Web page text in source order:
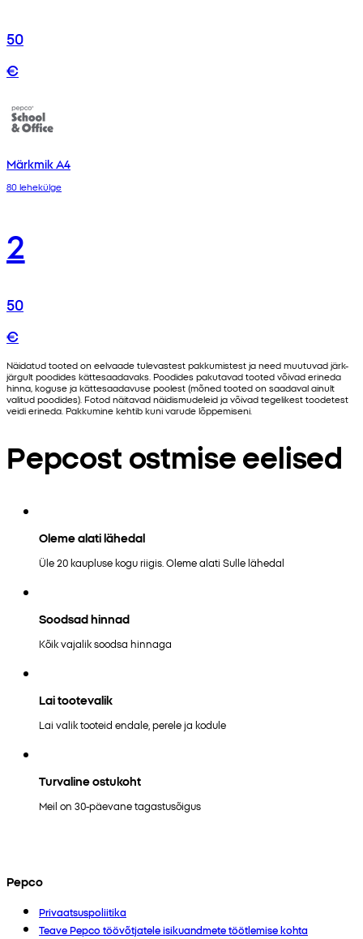
50
€
Märkmik A4
80 lehekülge
2
50
€
Näidatud tooted on eelvaade tulevastest pakkumistest ja need muutuvad järk-
järgult poodides kättesaadavaks. Poodides pakutavad tooted võivad erineda
hinna, koguse ja kättesaadavuse poolest (mõned tooted on saadaval ainult
valitud poodides). Fotod näitavad näidismudeleid ja võivad tegelikest toodetest
veidi erineda. Pakkumine kehtib kuni varude lõppemiseni.
Pepcost ostmise eelised
Oleme alati lähedal
Üle 20 kaupluse kogu riigis. Oleme alati Sulle lähedal
Soodsad hinnad
Kõik vajalik soodsa hinnaga
Lai tootevalik
Lai valik tooteid endale, perele ja kodule
Turvaline ostukoht
Meil on 30-päevane tagastusõigus
Pepco
Privaatsuspoliitika
Teave Pepco töövõtjatele isikuandmete töötlemise kohta